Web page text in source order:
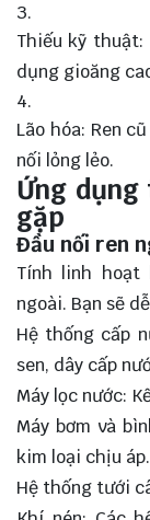
Thiếu kỹ thuật:
dụng gioăng
Lão hóa: Ren
nối lỏng lẻo.
Ứng
gặp
Đầu nối ren
Tính linh hoạt
ngoài. Bạn sẽ
Hệ thống cấp
sen, dây cấp
Máy lọc nước:
Máy bơm và
kim loại chịu áp.
Hệ thống tưới